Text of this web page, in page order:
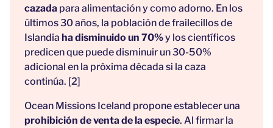
cazada para alimentación y como adorno. En los
últimos 30 años, la población de frailecillos de
Islandia ha disminuido un 70%y los científicos
predicen que puede disminuir un 30-50%
adicional en la próxima década si la caza
continúa. [2]
Ocean Missions Iceland propone establecer una
prohibición de venta de la especie. Al firmar la